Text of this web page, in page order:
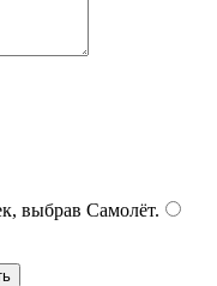
выбрав Самолёт.